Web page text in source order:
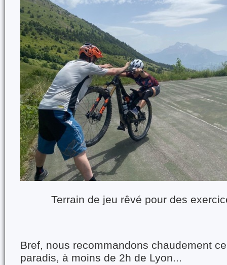
Terrain de jeu rêvé pour des
Bref, nous recommandons chaudement
paradis, à moins de 2h de Lyon...